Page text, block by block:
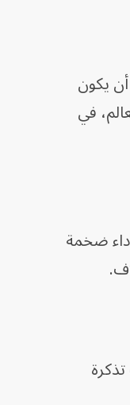
يكون
في
ضخمة
فعالية وتقديم فني، مع طرح نحو 136 ألف تذكرة